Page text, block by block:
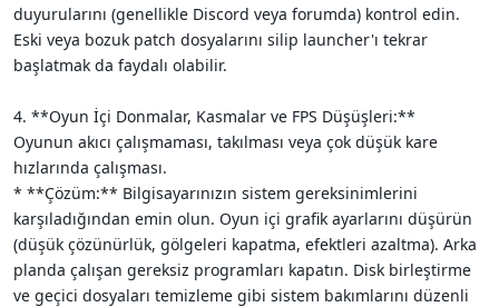
duyurularını (genellikle Discord veya forumda) kontrol edin.
Eski veya bozuk patch dosyalarını silip launcher'ı tekrar
başlatmak da faydalı olabilir.
4. **Oyun İçi Donmalar, Kasmalar ve FPS Düşüşleri:**
Oyunun akıcı çalışmaması, takılması veya çok düşük kare
hızlarında çalışması.
* **Çözüm:** Bilgisayarınızın sistem gereksinimlerini
karşıladığından emin olun. Oyun içi grafik ayarlarını düşürün
(düşük çözünürlük, gölgeleri kapatma, efektleri azaltma). Arka
planda çalışan gereksiz programları kapatın. Disk birleştirme
ve geçici dosyaları temizleme gibi sistem bakımlarını düzenli